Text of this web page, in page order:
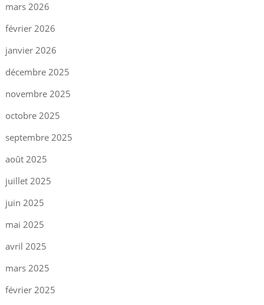
mars 2026
février 2026
janvier 2026
décembre 2025
novembre 2025
octobre 2025
septembre 2025
août 2025
juillet 2025
juin 2025
mai 2025
avril 2025
mars 2025
février 2025